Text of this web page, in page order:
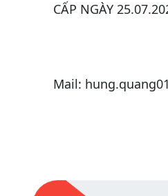
CẤP NGÀY
Mail: